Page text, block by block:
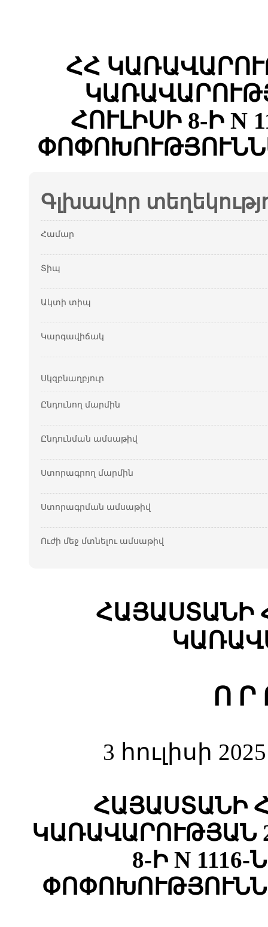
ՀՀ
ՀՈՒԼԻՍԻ 8-Ի N
Գլխավոր
Համար
Տիպ
Ակտի տիպ
Կարգավիճակ
Սկզբնաղբյուր
Ընդունող մարմին
Ընդունման ամսաթիվ
Ստորագրող մարմին
Ստորագրման ամսաթիվ
Ուժի մեջ մտնելու ամսաթիվ
ՀԱՅԱՍՏԱՆԻ
Ո Ր
3 հուլիսի
ՀԱՅԱՍՏԱՆԻ
ԿԱՌԱՎԱՐՈՒԹՅԱՆ
8-Ի N